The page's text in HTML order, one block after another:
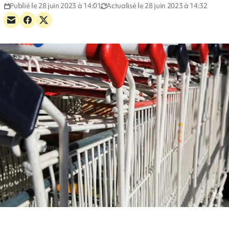
Publié le 28 juin 2023 à 14:01 Actualisé le 28 juin 2023 à 14:32